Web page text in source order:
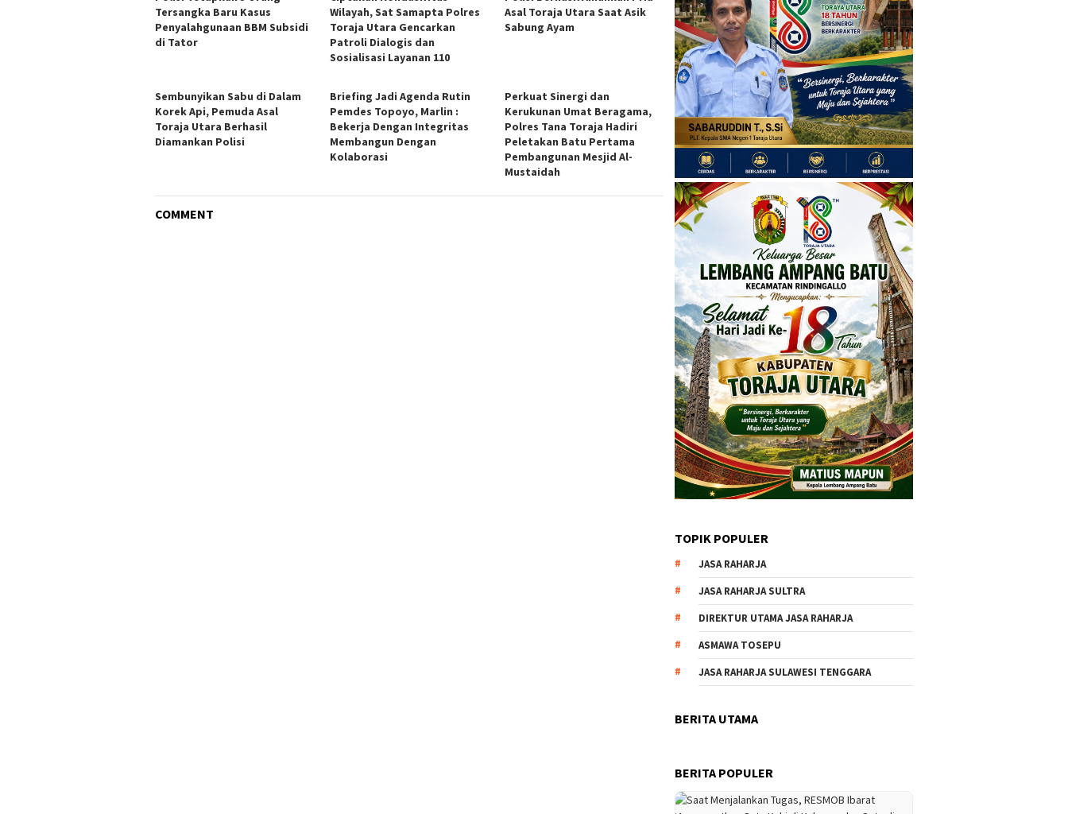
Tersangka Baru Kasus
Penyalahgunaan BBM Subsidi
di Tator
Wilayah, Sat Samapta Polres
Toraja Utara Gencarkan
Patroli Dialogis dan
Sosialisasi Layanan 110
Asal Toraja Utara Saat Asik
Sabung Ayam
Sembunyikan Sabu di Dalam
Korek Api, Pemuda Asal
Toraja Utara Berhasil
Diamankan Polisi
Briefing Jadi Agenda Rutin
Pemdes Topoyo, Marlin :
Bekerja Dengan Integritas
Membangun Dengan
Kolaborasi
Perkuat Sinergi dan
Kerukunan Umat Beragama,
Polres Tana Toraja Hadiri
Peletakan Batu Pertama
Pembangunan Mesjid Al-
Mustaidah
COMMENT
TOPIK POPULER
JASA RAHARJA
JASA RAHARJA SULTRA
DIREKTUR UTAMA JASA RAHARJA
ASMAWA TOSEPU
JASA RAHARJA SULAWESI TENGGARA
BERITA UTAMA
BERITA POPULER